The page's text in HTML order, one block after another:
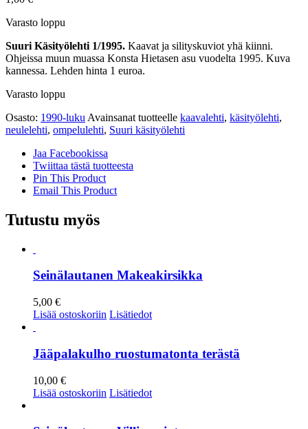
Varasto loppu
Suuri Käsityölehti 1/1995. Kaavat ja silityskuviot yhä kiinni.
Ohjeissa muun muassa Konsta Hietasen asu vuodelta 1995. Kuva
kannessa. Lehden hinta 1 euroa.
Varasto loppu
Osasto: 1990-luku Avainsanat tuotteelle kaavalehti, käsityölehti,
neulelehti, ompelulehti, Suuri käsityölehti
Jaa Facebookissa
Twiittaa tästä tuotteesta
Pin This Product
Email This Product
Tutustu myös
Seinälautanen Makeakirsikka
5,00 €
Lisää ostoskoriin Lisätiedot
Jääpalakulho ruostumatonta terästä
10,00 €
Lisää ostoskoriin Lisätiedot